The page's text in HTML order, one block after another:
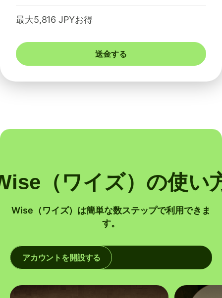
最大5,816 JPYお得
送金する
（ワイズ）の使い
Wise（ワイズ）は簡単な数ステップで利用できま
す。
アカウントを開設する